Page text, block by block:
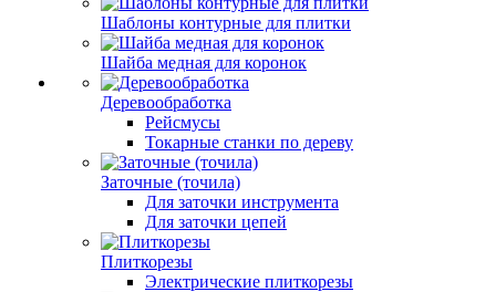
Шаблоны контурные для плитки
Шайба медная для коронок
Деревообработка
Рейсмусы
Токарные станки по дереву
Заточные (точила)
Для заточки инструмента
Для заточки цепей
Плиткорезы
Электрические плиткорезы